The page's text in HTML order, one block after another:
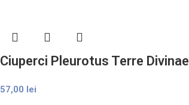
Ciuperci Pleurotus Terre Divinae
57,00 lei